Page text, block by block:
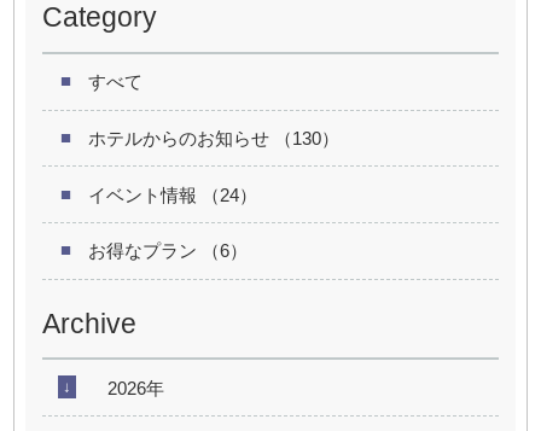
Category
すべて
ホテルからのお知らせ （130）
イベント情報 （24）
お得なプラン （6）
Archive
2026年